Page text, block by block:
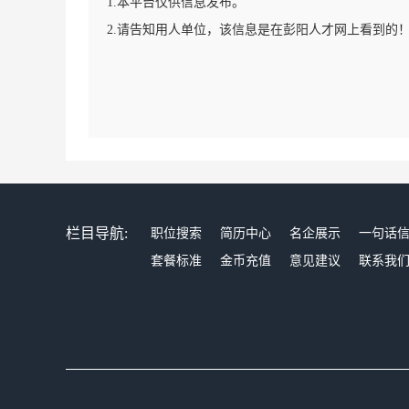
2.请告知用人单位，该信息是在彭阳人才网上看到的
栏目导航: 职位搜索 简历中心 名企展示
一句话
套餐标准
金币充值 意见建议 联系我们